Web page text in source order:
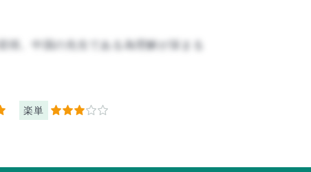
得。中国の先生である為理解が深まる
楽単 3